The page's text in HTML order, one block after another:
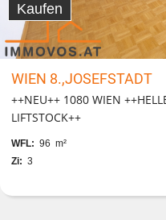
Kaufen
WIEN 8.,JOSEFSTADT
++NEU++ 1080 WIEN
LIFTSTOCK++
WFL: 96 m²
Zi: 3